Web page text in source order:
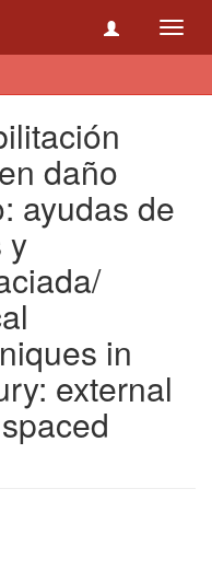
daño
ayudas de
y
in
external